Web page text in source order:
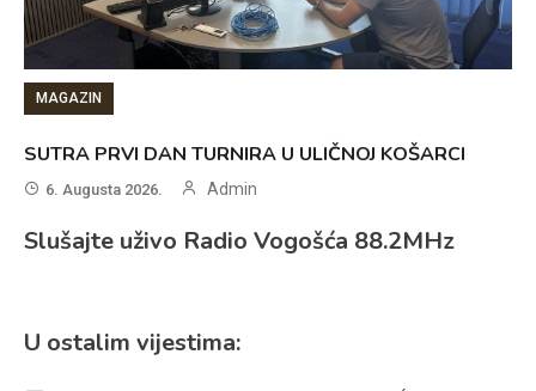
MAGAZIN
SUTRA PRVI DAN TURNIRA U ULIČNOJ KOŠARCI
6. Augusta 2026. Admin
Slušajte uživo Radio Vogošća 88.2MHz
U ostalim vijestima: